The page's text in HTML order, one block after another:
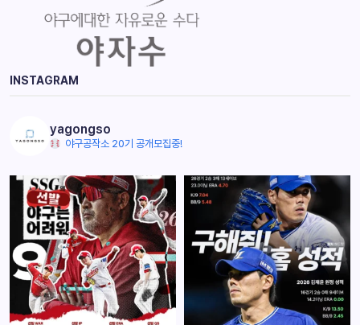
INSTAGRAM
yagongso
야구공작소 20기 공개모집중!